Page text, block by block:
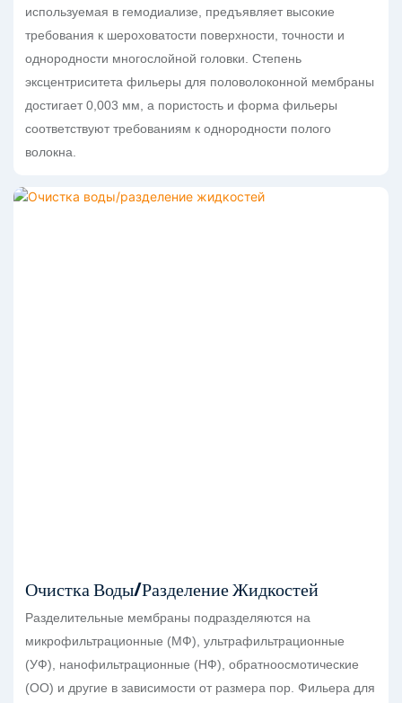
используемая в гемодиализе, предъявляет высокие
требования к шероховатости поверхности, точности и
однородности многослойной головки. Степень
эксцентриситета фильеры для половолоконной мембраны
достигает 0,003 мм, а пористость и форма фильеры
соответствуют требованиям к однородности полого
волокна.
Очистка Воды/разделение Жидкостей
Разделительные мембраны подразделяются на
микрофильтрационные (МФ), ультрафильтрационные
(УФ), нанофильтрационные (НФ), обратноосмотические
(ОО) и другие в зависимости от размера пор. Фильера для